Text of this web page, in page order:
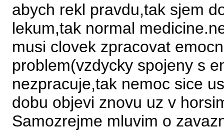
abych rekl pravdu,tak sjem
lekum,tak normal
musi clovek zpracovat
problem(vzdycky spojeny s
nezpracuje,tak nemoc sice
dobu objevi znovu uz v
Samozrejme mluvim o